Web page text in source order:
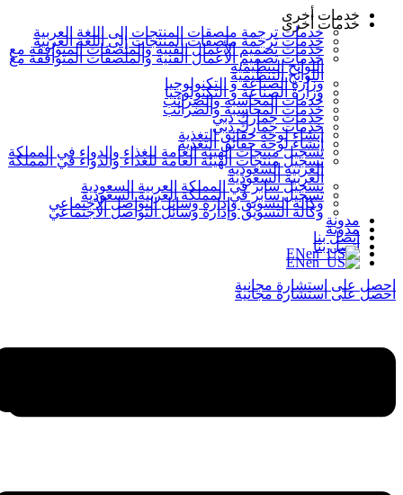
خدمات أخرى
خدمات ترجمة ملصقات المنتجات إلى اللغة العربية
خدمات تصميم الأعمال الفنية والملصقات المتوافقة مع
اللوائح التنظيمية
وزارة الصناعة و التكنولوجيا
خدمات المحاسبة والضرائب
خدمات جمارك دبي
إنشاء لوحة حقائق التغذية
تسجيل منتجات الهيئة العامة للغذاء والدواء في المملكة
العربية السعودية
تسجيل سابر في المملكة العربية السعودية
وكالة التسويق وإدارة وسائل التواصل الاجتماعي
مدونة
اتصل بنا
EN
احصل على استشارة مجانية
خدمات أخرى
خدمات ترجمة ملصقات المنتجات إلى اللغة العربية
خدمات تصميم الأعمال الفنية والملصقات المتوافقة مع
اللوائح التنظيمية
وزارة الصناعة و التكنولوجيا
خدمات المحاسبة والضرائب
خدمات جمارك دبي
إنشاء لوحة حقائق التغذية
تسجيل منتجات الهيئة العامة للغذاء والدواء في المملكة
العربية السعودية
تسجيل سابر في المملكة العربية السعودية
وكالة التسويق وإدارة وسائل التواصل الاجتماعي
مدونة
اتصل بنا
EN
احصل على استشارة مجانية